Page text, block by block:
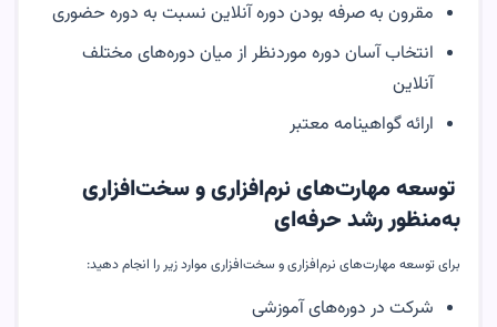
مقرون به صرفه بودن دوره آنلاین نسبت به دوره حضوری
انتخاب آسان دوره موردنظر از میان دوره‌های مختلف
آنلاین
ارائه گواهینامه معتبر
توسعه مهارت‌های نرم‌افزاری و سخت‌افزاری
به‌منظور رشد حرفه‌ای
برای توسعه مهارت‌های نرم‌افزاری و سخت‌افزاری موارد زیر را انجام دهید:
شرکت در دوره‌های آموزشی